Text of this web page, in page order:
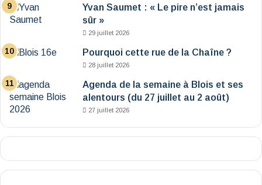
Yvan Saumet : « Le pire n’est jamais
sûr »
29 juillet 2026
Pourquoi cette rue de la Chaîne ?
28 juillet 2026
Agenda de la semaine à Blois et ses
alentours (du 27 juillet au 2 août)
27 juillet 2026